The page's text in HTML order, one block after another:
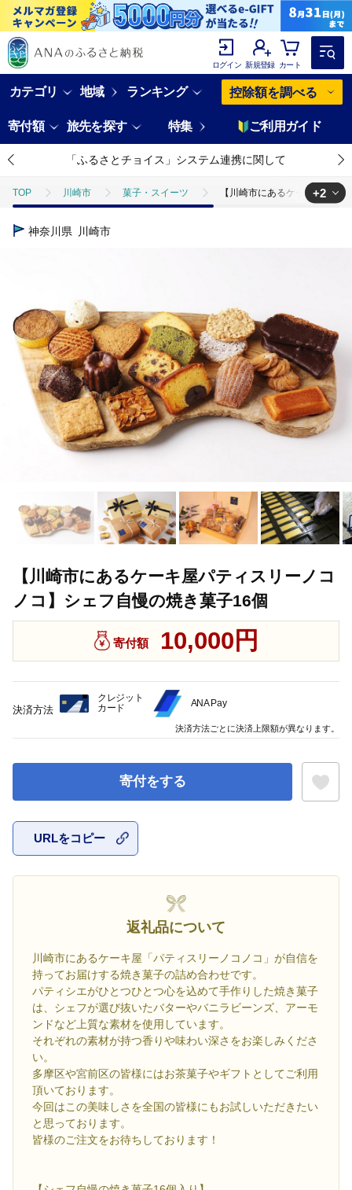
ログイン 新規登録 カート
カテゴリ 地域 ランキング 控除額を調べる
寄付額 旅先を探す 特集 ご利用ガイド
「ふるさとチョイス」システム連携に関して
TOP 川崎市 菓子・スイーツ 【川崎市にあるケーキ屋パテ
TOP
+2
神奈川県 川崎市
【川崎市にあるケーキ屋パティスリーノコ
ノコ】シェフ自慢の焼き菓子16個
寄付額 10,000円
寄付をする
URLをコピー
返礼品について
川崎市にあるケーキ屋「パティスリーノコノコ」が自信を
持ってお届けする焼き菓子の詰め合わせです。
パティシエがひとつひとつ心を込めて手作りした焼き菓子
は、シェフが選び抜いたバターやバニラビーンズ、アーモ
ンドなど上質な素材を使用しています。
それぞれの素材が持つ香りや味わい深さをお楽しみくださ
い。
多摩区や宮前区の皆様にはお茶菓子やギフトとしてご利用
頂いております。
今回はこの美味しさを全国の皆様にもお試しいただきたい
と思っております。
皆様のご注文をお待ちしております！
決済方法
クレジット
カード
ANA Pay
決済方法ごとに決済上限額が異なります。